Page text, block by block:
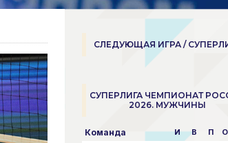
СЛЕДУЮЩАЯ ИГРА /
СУПЕРЛИГА ЧЕМПИОНАТ
2026. МУЖЧИНЫ
Команда И В П